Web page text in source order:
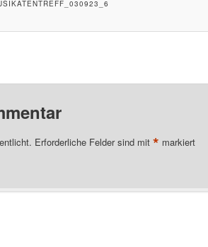
Erforderliche Felder sind mit * markiert